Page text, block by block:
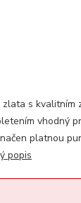
s kvalitním
vhodný
platnou
popis